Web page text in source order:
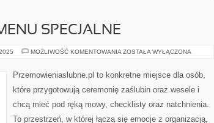
SPECJALNE
MOŻLIWOŚĆ KOMENTOWANIA DIETY,
MENU
SPECJALNE
ZOSTAŁA WYŁĄCZONA
Przemowieniaslubne.pl to konkretne miejsce dla osób,
które przygotowują ceremonię zaślubin oraz wesele i
chcą mieć pod ręką mowy, checklisty oraz natchnienia.
To przestrzeń, w której łączą się emocje z organizacją,